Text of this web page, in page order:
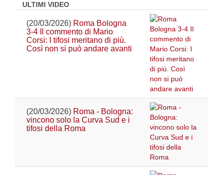
ULTIMI VIDEO
(20/03/2026) Roma Bologna
3-4 Il commento di Mario
Corsi: I tifosi meritano di più.
Così non si può andare avanti
(20/03/2026) Roma - Bologna:
vincono solo la Curva Sud e i
tifosi della Roma